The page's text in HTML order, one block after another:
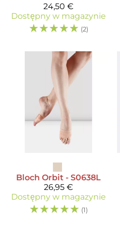
24,50 €
Dostępny w magazynie
☆☆☆☆☆ (2)
Bloch Orbit - S0638L
26,95 €
Dostępny w magazynie
☆☆☆☆☆ (1)